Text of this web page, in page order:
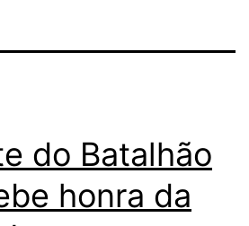
do Batalhão
honra da